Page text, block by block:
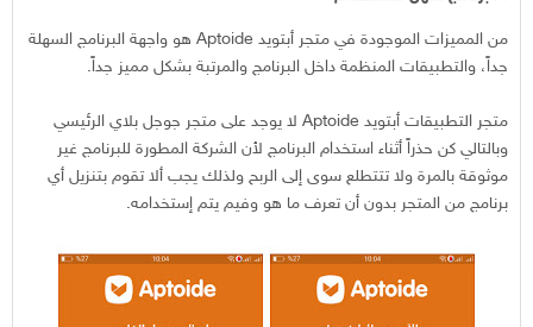
من المميزات الموجودة في متجر أبتويد Aptoide هو واجهة البرنامج السهلة
جداً، والتطبيقات المنظمة داخل البرنامج والمرتبة بشكل مميز جداً.
متجر التطبيقات أبتويد Aptoide لا يوجد على متجر جوجل بلاي الرئيسي
وبالتالي كن حذراً أثناء استخدام البرنامج لأن الشركة المطورة للبرنامج غير
موثوقة بالمرة ولا تتتطلع سوى إلى الربح ولذلك يجب ألا تقوم بتنزيل أي
برنامج من المتجر بدون أن تعرف ما هو وفيم يتم إستخدامه.